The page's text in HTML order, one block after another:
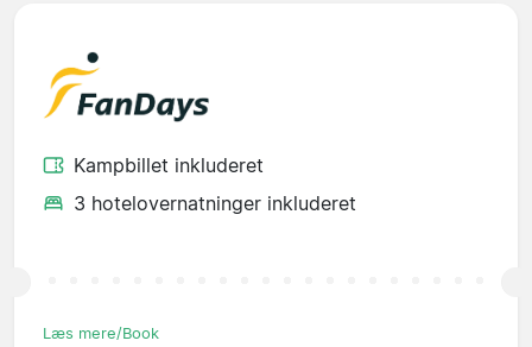
Kampbillet inkluderet
3 hotelovernatninger inkluderet
Læs mere/Book